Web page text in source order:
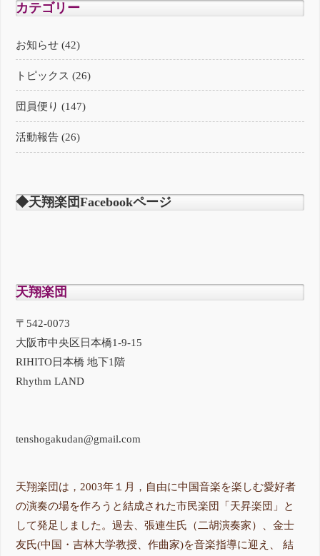
カテゴリー
お知らせ (42)
トピックス (26)
団員便り (147)
活動報告 (26)
◆天翔楽団Facebookページ
天翔楽団
〒542-0073
大阪市中央区日本橋1-9-15
RIHITO日本橋 地下1階
Rhythm LAND
tenshogakudan@gmail.com
天翔楽団は，2003年１月，自由に中国音楽を楽しむ愛好者
の演奏の場を作ろうと結成された市民楽団「天昇楽団」と
して発足しました。過去、張連生氏（二胡演奏家）、金士
友氏(中国・吉林大学教授、作曲家)を音楽指導に迎え、 結